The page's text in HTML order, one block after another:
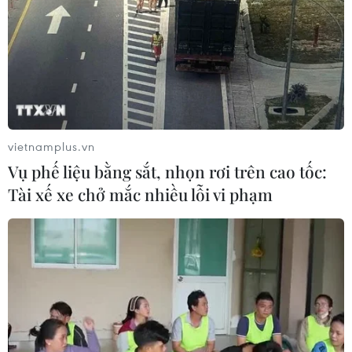
nghèo từ 'phòng khám 0 đồng' ở An
Giang
07/08/2026 02:00
Ca vi phẫu ghép da đầu hiếm gặp
giúp bé gái phục hồi sau 10 năm
06/08/2026 07:15
Hà Nội: Kiểm tra, xác minh liên quan
đến sản phẩm giảm cân dạng bút
tiêm
Người dân không sử dụng sản phẩm
vietnamplus.vn
Vụ phế liệu bằng sắt, nhọn rơi trên cao tốc:
Tài xế xe chở mắc nhiều lỗi vi phạm